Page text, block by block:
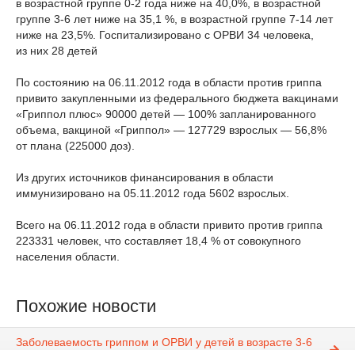
в возрастной группе 0-2 года ниже на 40,0%, в возрастной
группе 3-6 лет ниже на 35,1 %, в возрастной группе 7-14 лет
ниже на 23,5%. Госпитализировано с ОРВИ 34 человека,
из них 28 детей
По состоянию на 06.11.2012 года в области против гриппа
привито закупленными из федерального бюджета вакцинами
«Гриппол плюс» 90000 детей — 100% запланированного
объема, вакциной «Гриппол» — 127729 взрослых — 56,8%
от плана (225000 доз).
Из других источников финансирования в области
иммунизировано на 05.11.2012 года 5602 взрослых.
Всего на 06.11.2012 года в области привито против гриппа
223331 человек, что составляет 18,4 % от совокупного
населения области.
Похожие новости
Заболеваемость гриппом и ОРВИ у детей в возрасте 3-6